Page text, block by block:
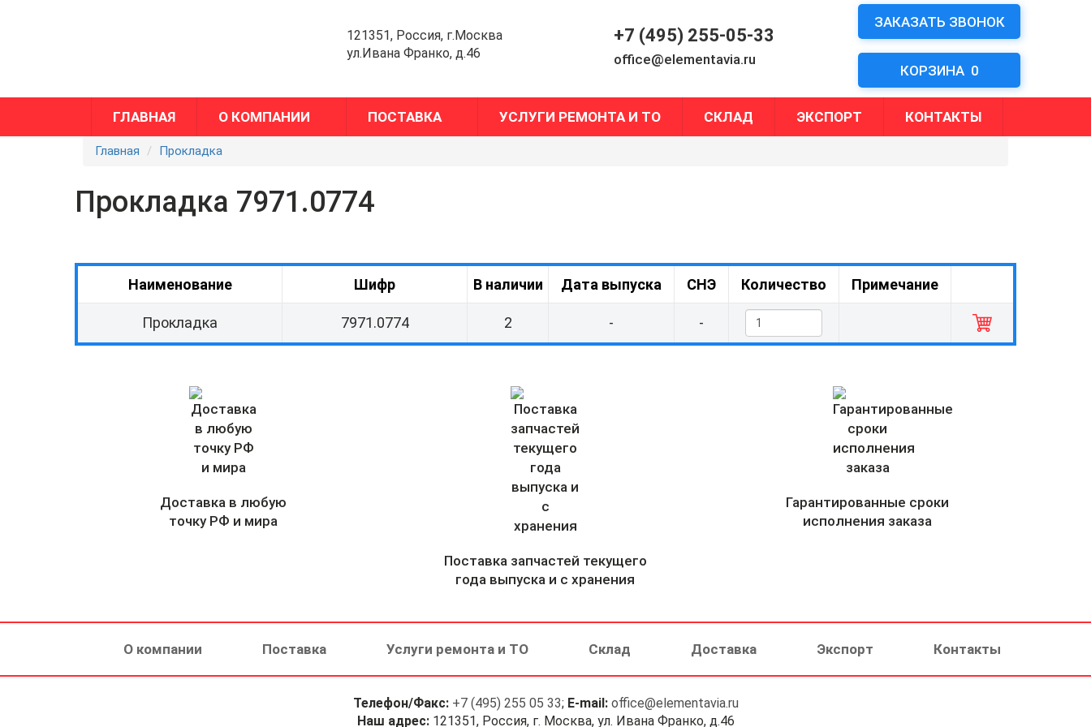
121351, Россия, г.Москва
ул.Ивана Франко, д.46
+7 (495) 255-05-33
office@elementavia.ru
ЗАКАЗАТЬ ЗВОНОК
КОРЗИНА 0
ГЛАВНАЯ О КОМПАНИИ ПОСТАВКА УСЛУГИ РЕМОНТА И ТО СКЛАД ЭКСПОРТ КОНТАКТЫ
Главная Прокладка
Прокладка 7971.0774
Наименование Шифр В наличии Дата выпуска СНЭ Количество Примечание
Прокладка 7971.0774 2 - -
Доставка в любую
точку РФ и мира
Поставка запчастей текущего
года выпуска и с хранения
Гарантированные сроки
исполнения заказа
О компании Поставка Услуги ремонта и ТО Склад Доставка Экспорт Контакты
Телефон/Факс: +7 (495) 255 05 33; E-mail: office@elementavia.ru
Наш адрес:121351, Россия, г. Москва, ул. Ивана Франко, д.46